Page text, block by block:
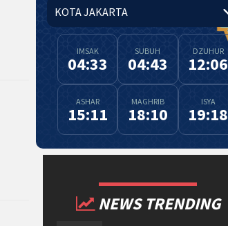
IMSAK
04:33
SUBUH
04:43
DZUHUR
12:06
ASHAR
15:11
MAGHRIB
18:10
ISYA
19:18
NEWS TRENDING